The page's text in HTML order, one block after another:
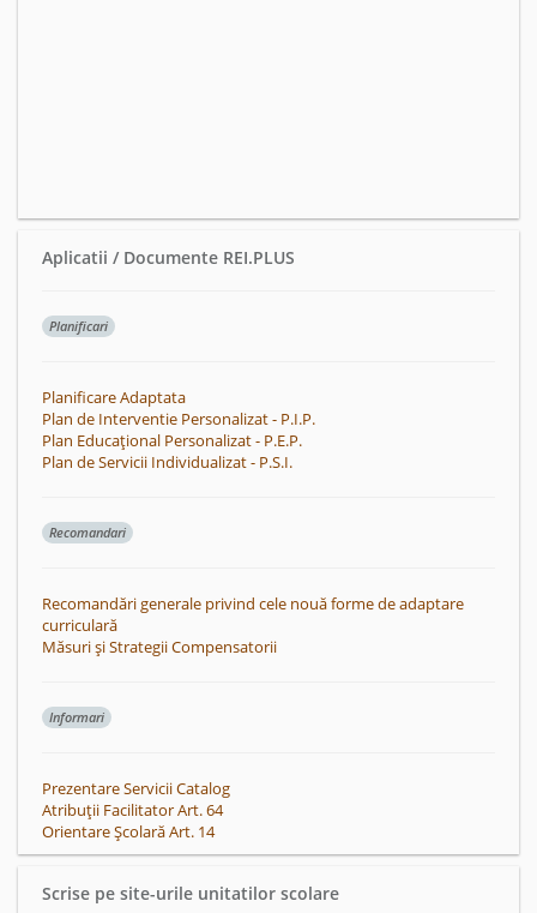
Aplicatii / Documente REI.PLUS
Planificari
Planificare Adaptata
Plan de Interventie Personalizat - P.I.P.
Plan Educațional Personalizat - P.E.P.
Plan de Servicii Individualizat - P.S.I.
Recomandari
Recomandări generale privind cele nouă forme de adaptare
curriculară
Măsuri și Strategii Compensatorii
Informari
Prezentare Servicii Catalog
Atribuții Facilitator Art. 64
Orientare Școlară Art. 14
Scrise pe site-urile unitatilor scolare